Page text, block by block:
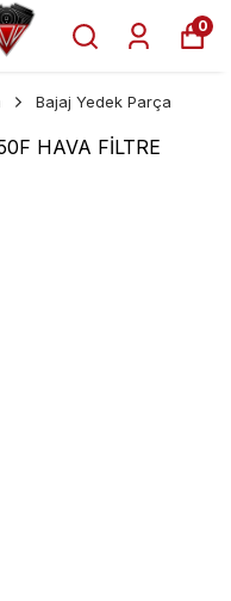
0
Bajaj Yedek Parça